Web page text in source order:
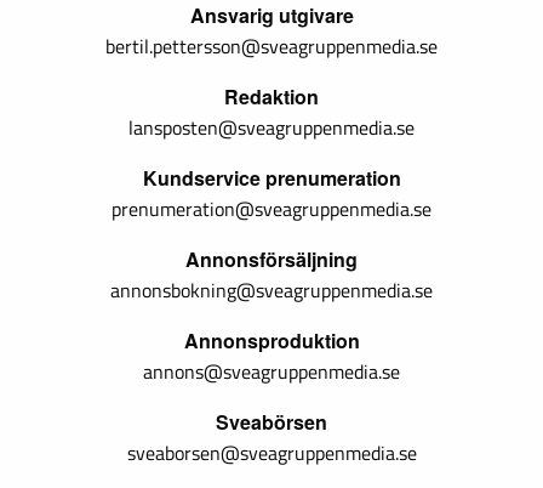
Ansvarig utgivare
bertil.pettersson@sveagruppenmedia.se
Redaktion
lansposten@sveagruppenmedia.se
Kundservice prenumeration
prenumeration@sveagruppenmedia.se
Annonsförsäljning
annonsbokning@sveagruppenmedia.se
Annonsproduktion
annons@sveagruppenmedia.se
Sveabörsen
sveaborsen@sveagruppenmedia.se